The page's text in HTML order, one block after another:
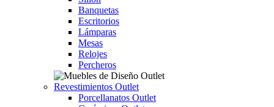
Banquetas
Escritorios
Lámparas
Mesas
Relojes
Percheros
Revestimientos Outlet
Porcellanatos Outlet